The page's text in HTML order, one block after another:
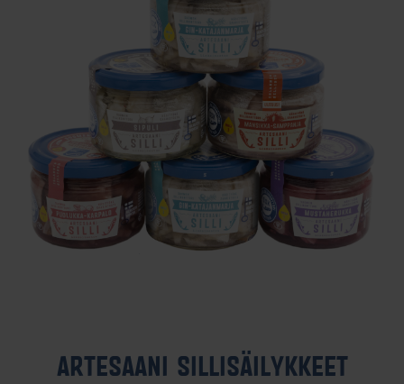
AR­TE­SAA­NI SIL­LI­SÄI­LYK­KEET